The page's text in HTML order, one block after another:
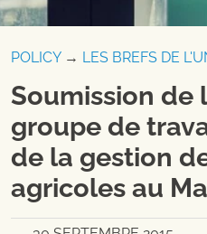
POLICY→ LES BREFS DE
Soumission de
groupe de
de la gestion
agricoles au